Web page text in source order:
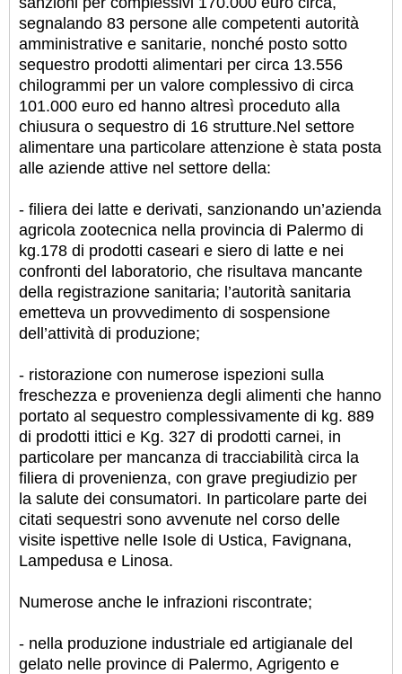
segnalando 83 persone alle competenti autorità
amministrative e sanitarie, nonché posto sotto
sequestro prodotti alimentari per circa 13.556
chilogrammi per un valore complessivo di circa
101.000 euro ed hanno altresì proceduto alla
chiusura o sequestro di 16 strutture.Nel settore
alimentare una particolare attenzione è stata posta
alle aziende attive nel settore della:
- filiera dei latte e derivati, sanzionando un’azienda
agricola zootecnica nella provincia di Palermo di
kg.178 di prodotti caseari e siero di latte e nei
confronti del laboratorio, che risultava mancante
della registrazione sanitaria; l’autorità sanitaria
emetteva un provvedimento di sospensione
dell’attività di produzione;
- ristorazione con numerose ispezioni sulla
freschezza e provenienza degli alimenti che hanno
portato al sequestro complessivamente di kg. 889
di prodotti ittici e Kg. 327 di prodotti carnei, in
particolare per mancanza di tracciabilità circa la
filiera di provenienza, con grave pregiudizio per
la salute dei consumatori. In particolare parte dei
citati sequestri sono avvenute nel corso delle
visite ispettive nelle Isole di Ustica, Favignana,
Lampedusa e Linosa.
Numerose anche le infrazioni riscontrate;
- nella produzione industriale ed artigianale del
gelato nelle province di Palermo, Agrigento e